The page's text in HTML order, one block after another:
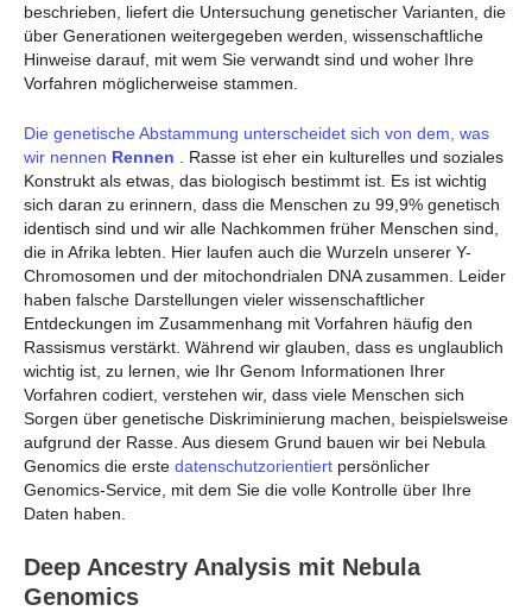
beschrieben, liefert die Untersuchung genetischer Varianten, die
über Generationen weitergegeben werden, wissenschaftliche
Hinweise darauf, mit wem Sie verwandt sind und woher Ihre
Vorfahren möglicherweise stammen.
Die genetische Abstammung unterscheidet sich von dem, was
wir nennen Rennen . Rasse ist eher ein kulturelles und soziales
Konstrukt als etwas, das biologisch bestimmt ist. Es ist wichtig
sich daran zu erinnern, dass die Menschen zu 99,9% genetisch
identisch sind und wir alle Nachkommen früher Menschen sind,
die in Afrika lebten. Hier laufen auch die Wurzeln unserer Y-
Chromosomen und der mitochondrialen DNA zusammen. Leider
haben falsche Darstellungen vieler wissenschaftlicher
Entdeckungen im Zusammenhang mit Vorfahren häufig den
Rassismus verstärkt. Während wir glauben, dass es unglaublich
wichtig ist, zu lernen, wie Ihr Genom Informationen Ihrer
Vorfahren codiert, verstehen wir, dass viele Menschen sich
Sorgen über genetische Diskriminierung machen, beispielsweise
aufgrund der Rasse. Aus diesem Grund bauen wir bei Nebula
Genomics die erste datenschutzorientiert persönlicher
Genomics-Service, mit dem Sie die volle Kontrolle über Ihre
Daten haben.
Deep Ancestry Analysis mit Nebula
Genomics